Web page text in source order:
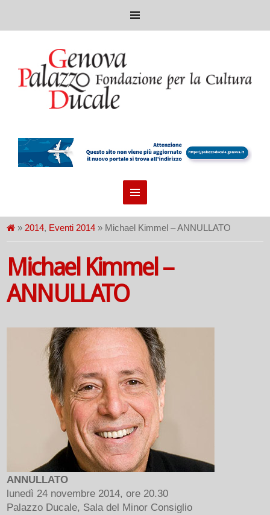
» 2014, Eventi 2014 » Michael Kimmel – ANNULLATO
Michael Kimmel –
ANNULLATO
ANNULLATO
lunedì 24 novembre 2014, ore 20.30
Palazzo Ducale, Sala del Minor Consiglio